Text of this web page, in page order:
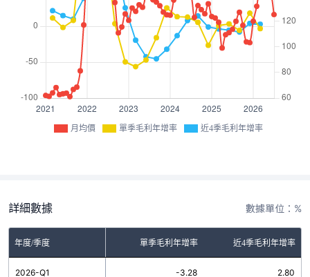
月均價 單季毛利年增率 近4季毛利年增率
詳細數據 數據單位：%
年度/季度 單季毛利年增率 近4季毛利年增率
2026-Q1 -3.28 2.80